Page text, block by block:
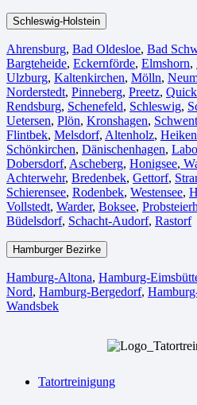
Schleswig-Holstein
Ahrensburg, Bad Oldesloe, Bad
Bargteheide, Eckernförde, Elmshorn,
Ulzburg, Kaltenkirchen, Mölln,
Norderstedt, Pinneberg, Preetz,
Rendsburg, Schenefeld, Schleswig,
Uetersen, Plön, Kronshagen,
Flintbek, Melsdorf, Altenholz,
Schönkirchen, Dänischenhagen,
Dobersdorf, Ascheberg, Honigsee,
Achterwehr, Bredenbek, Gettorf,
Schierensee, Rodenbek, Westensee,
Vollstedt, Warder, Boksee,
Büdelsdorf, Schacht-Audorf, Rastorf
Hamburger Bezirke
Hamburg-Altona, Hamburg-
Nord, Hamburg-Bergedorf,
Wandsbek
Tatortreinigung